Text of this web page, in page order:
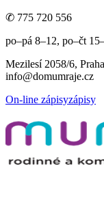
✆ 775 720 556
po–pá 8–12, po–čt
Mezilesí 2058/6,
info@domumraje.cz
On-line zápisyzápisy